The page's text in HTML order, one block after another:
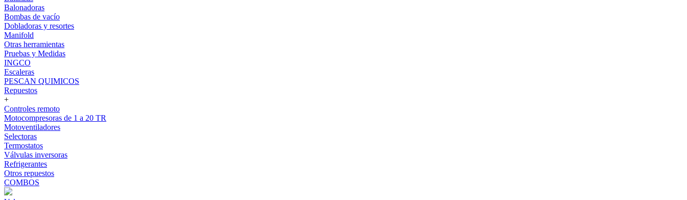
Balonadoras
Bombas de vacío
Dobladoras y resortes
Manifold
Otras herramientas
Pruebas y Medidas
INGCO
Escaleras
PESCAN QUIMICOS
Repuestos
+
Controles remoto
Motocompresoras de 1 a 20 TR
Motoventiladores
Selectoras
Termostatos
Válvulas inversoras
Refrigerantes
Otros repuestos
COMBOS